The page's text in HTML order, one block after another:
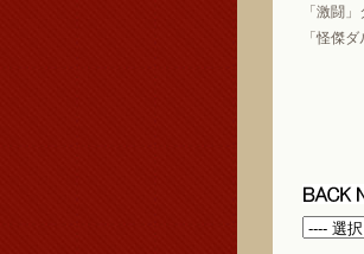
「激闘
「怪傑